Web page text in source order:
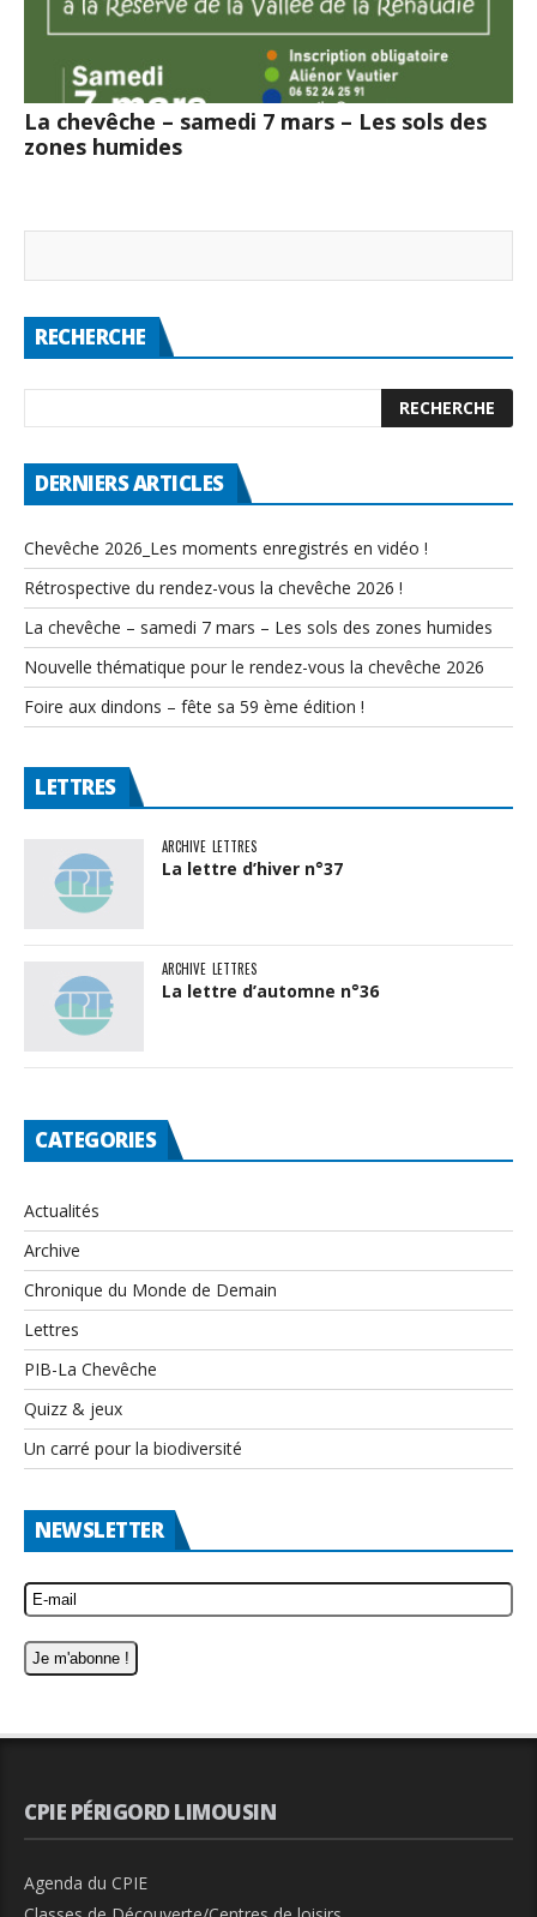
La chevêche – samedi 7 mars – Les sols des
zones humides
RECHERCHE
DERNIERS ARTICLES
Chevêche 2026_Les moments enregistrés en vidéo !
Rétrospective du rendez-vous la chevêche 2026 !
La chevêche – samedi 7 mars – Les sols des zones humides
Nouvelle thématique pour le rendez-vous la chevêche 2026
Foire aux dindons – fête sa 59 ème édition !
LETTRES
ARCHIVE LETTRES
La lettre d’hiver n°37
ARCHIVE LETTRES
La lettre d’automne n°36
CATEGORIES
Actualités
Archive
Chronique du Monde de Demain
Lettres
PIB-La Chevêche
Quizz & jeux
Un carré pour la biodiversité
NEWSLETTER
CPIE PÉRIGORD LIMOUSIN
Agenda du CPIE